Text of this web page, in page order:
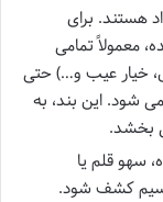
هستند. برای
معمولاً تمامی
خیار عیب و…) حتی
شود. این بند، به
بخشد.
سهو قلم یا
کشف شود.